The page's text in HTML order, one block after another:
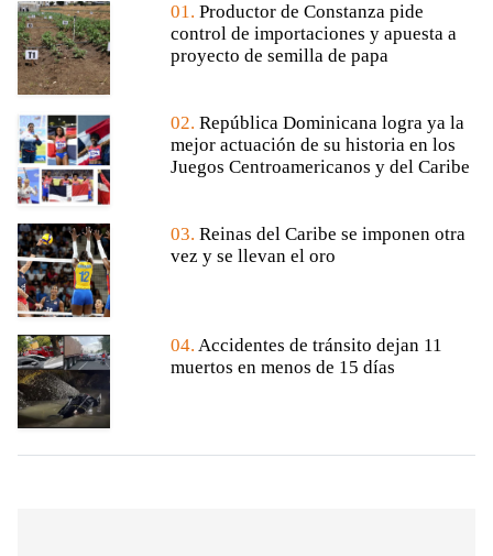
01. Productor de Constanza pide
control de importaciones y apuesta a
proyecto de semilla de papa
02. República Dominicana logra ya la
mejor actuación de su historia en los
Juegos Centroamericanos y del Caribe
03. Reinas del Caribe se imponen otra
vez y se llevan el oro
04. Accidentes de tránsito dejan 11
muertos en menos de 15 días